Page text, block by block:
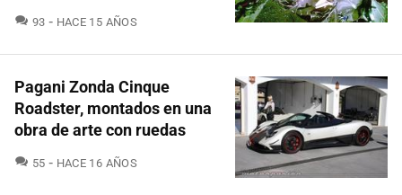
93 COMENTARIOS
HACE 15 AÑOS
Pagani Zonda Cinque
Roadster, montados en una
obra de arte con ruedas
55 COMENTARIOS
HACE 16 AÑOS